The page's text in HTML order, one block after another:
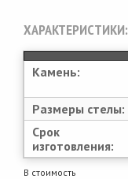
ХАРАКТЕРИСТИКИ:
Камень:
Размеры стелы:
Срок
изготовления:
В стоимость